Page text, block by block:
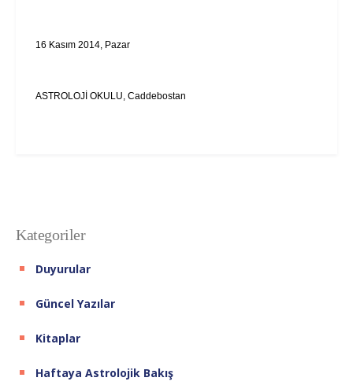
16 Kasım 2014, Pazar
ASTROLOJİ OKULU, Caddebostan
Kategoriler
Duyurular
Güncel Yazılar
Kitaplar
Haftaya Astrolojik Bakış